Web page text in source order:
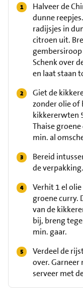
Halveer de
dunne
radijsjes in
citroen uit.
gembersiroop
Schenk over
en laat staan
Giet de
zonder olie of
kikkererwten
Thaise
min. al
Bereid
de verpakking.
Verhit 1 el
groene curry.
van de
bij, breng
min. gaar.
Verdeel de
over.
serveer met